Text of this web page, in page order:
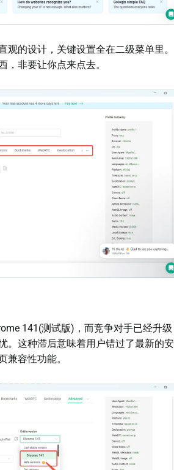
观的设计，关键设置全在二级菜单里。
，非要让你点来点去。
141(测试版)，而竞争对手已经升级
。这种滞后意味着用户错过了最新的安
兼容性功能。